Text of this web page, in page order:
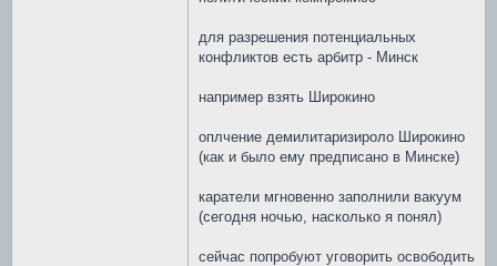
для разрешения потенциальных
конфликтов есть арбитр - Минск
например взять Широкино
оплчение демилитаризироло Широкино
(как и было ему предписано в Минске)
каратели мгновенно заполнили вакуум
(сегодня ночью, насколько я понял)
сейчас попробуют уговорить освободить